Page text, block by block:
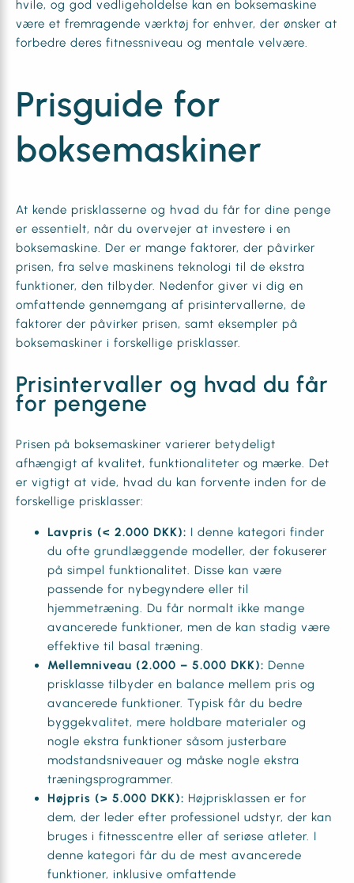
hvile, og god vedligeholdelse kan en boksemaskine
være et fremragende værktøj for enhver, der ønsker at
forbedre deres fitnessniveau og mentale velvære.
Prisguide for
boksemaskiner
At kende prisklasserne og hvad du får for dine penge
er essentielt, når du overvejer at investere i en
boksemaskine. Der er mange faktorer, der påvirker
prisen, fra selve maskinens teknologi til de ekstra
funktioner, den tilbyder. Nedenfor giver vi dig en
omfattende gennemgang af prisintervallerne, de
faktorer der påvirker prisen, samt eksempler på
boksemaskiner i forskellige prisklasser.
Prisintervaller og hvad du får
for pengene
Prisen på boksemaskiner varierer betydeligt
afhængigt af kvalitet, funktionaliteter og mærke. Det
er vigtigt at vide, hvad du kan forvente inden for de
forskellige prisklasser:
Lavpris (< 2.000 DKK): I denne kategori finder
du ofte grundlæggende modeller, der fokuserer
på simpel funktionalitet. Disse kan være
passende for nybegyndere eller til
hjemmetræning. Du får normalt ikke mange
avancerede funktioner, men de kan stadig være
effektive til basal træning.
Mellemniveau (2.000 – 5.000 DKK): Denne
prisklasse tilbyder en balance mellem pris og
avancerede funktioner. Typisk får du bedre
byggekvalitet, mere holdbare materialer og
nogle ekstra funktioner såsom justerbare
modstandsniveauer og måske nogle ekstra
træningsprogrammer.
Højpris (> 5.000 DKK): Højprisklassen er for
dem, der leder efter professionel udstyr, der kan
bruges i fitnesscentre eller af seriøse atleter. I
denne kategori får du de mest avancerede
funktioner, inklusive omfattende